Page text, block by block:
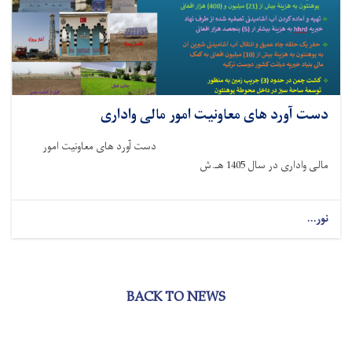
دست آورد های معاونیت امور مالی واداری
دست آورد های معاونیت امور
مالی واداری در سال 1405 هـ.ش
نور...
BACK TO NEWS